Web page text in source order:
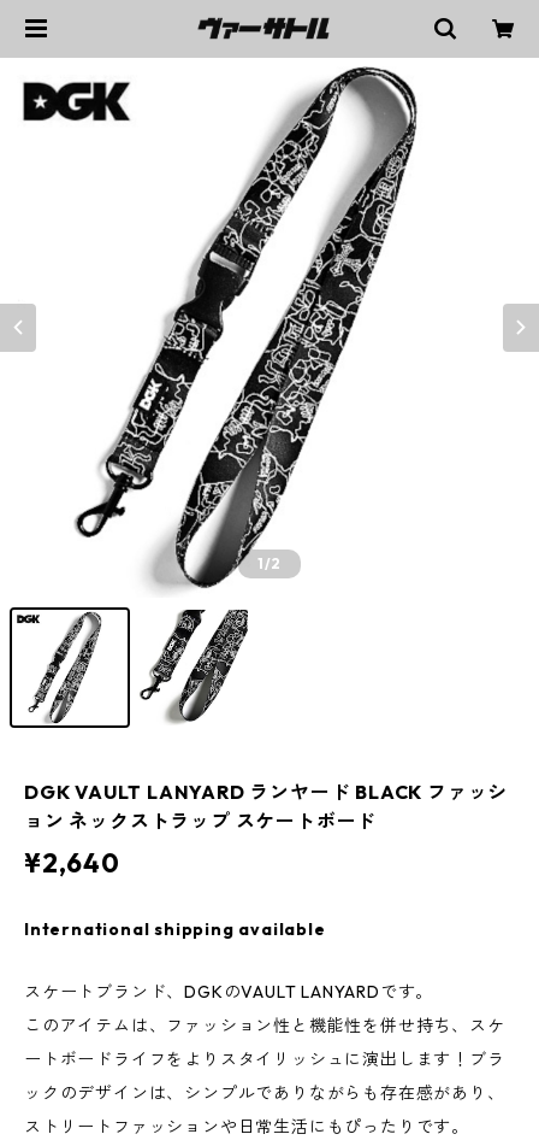
1/2
DGK VAULT LANYARD ランヤード BLACK ファッシ
ョン ネックストラップ スケートボード
¥2,640
International shipping available
スケートブランド、DGKのVAULT LANYARDです。
このアイテムは、ファッション性と機能性を併せ持ち、スケ
ートボードライフをよりスタイリッシュに演出します！ブラ
ックのデザインは、シンプルでありながらも存在感があり、
ストリートファッションや日常生活にもぴったりです。